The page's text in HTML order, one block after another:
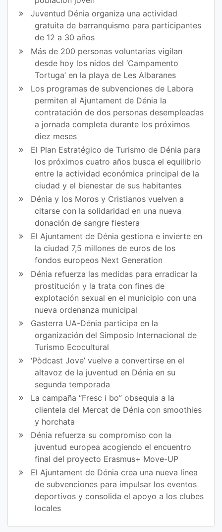
Juventud Dénia organiza una actividad
gratuita de barranquismo para participantes
de 12 a 30 años
Más de 200 personas voluntarias vigilan
desde hoy los nidos del ‘Campamento
Tortuga’ en la playa de Les Albaranes
Los programas de subvenciones de Labora
permiten al Ajuntament de Dénia la
contratación de dos personas desempleadas
a jornada completa durante los próximos
diez meses
El Plan Estratégico de Turismo de Dénia para
los próximos cuatro años busca el equilibrio
entre la actividad económica principal de la
ciudad y el bienestar de sus habitantes
Dénia y los Moros y Cristianos vuelven a
citarse con la solidaridad en una nueva
donación de sangre fiestera
El Ajuntament de Dénia gestiona e invierte en
la ciudad 7,5 millones de euros de los
fondos europeos Next Generation
Dénia refuerza las medidas para erradicar la
prostitución y la trata con fines de
explotación sexual en el municipio con una
nueva ordenanza municipal
Gasterra UA-Dénia participa en la
organización del Simposio Internacional de
Turismo Ecocultural
‘Pòdcast Jove’ vuelve a convertirse en el
altavoz de la juventud en Dénia en su
segunda temporada
La campaña “Fresc i bo” obsequia a la
clientela del Mercat de Dénia con smoothies
y horchata
Dénia refuerza su compromiso con la
juventud europea acogiendo el encuentro
final del proyecto Erasmus+ Move-UP
El Ajuntament de Dénia crea una nueva línea
de subvenciones para impulsar los eventos
deportivos y consolida el apoyo a los clubes
locales